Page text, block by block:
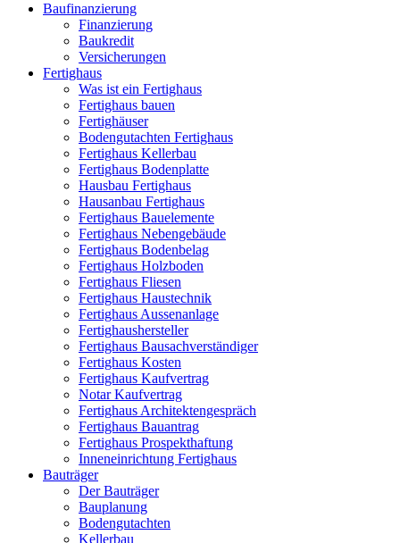
Baufinanzierung
Finanzierung
Baukredit
Versicherungen
Fertighaus
Was ist ein Fertighaus
Fertighaus bauen
Fertighäuser
Bodengutachten Fertighaus
Fertighaus Kellerbau
Fertighaus Bodenplatte
Hausbau Fertighaus
Hausanbau Fertighaus
Fertighaus Bauelemente
Fertighaus Nebengebäude
Fertighaus Bodenbelag
Fertighaus Holzboden
Fertighaus Fliesen
Fertighaus Haustechnik
Fertighaus Aussenanlage
Fertighaushersteller
Fertighaus Bausachverständiger
Fertighaus Kosten
Fertighaus Kaufvertrag
Notar Kaufvertrag
Fertighaus Architektengespräch
Fertighaus Bauantrag
Fertighaus Prospekthaftung
Inneneinrichtung Fertighaus
Bauträger
Der Bauträger
Bauplanung
Bodengutachten
Kellerbau